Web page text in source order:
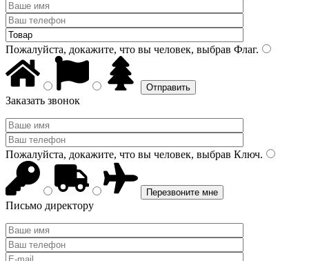
Пожалуйста, докажите, что вы человек, выбрав Флаг.
Заказать звонок
Пожалуйста, докажите, что вы человек, выбрав Ключ.
Письмо директору